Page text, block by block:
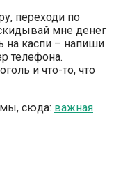
переходи по
мне денег
на каспи – напиши
телефона.
и что-то, что
сюда: важная